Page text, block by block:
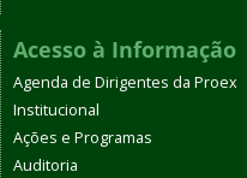
Acesso à Informação
Agenda de Dirigentes da Proex
Institucional
Ações e Programas
Auditoria